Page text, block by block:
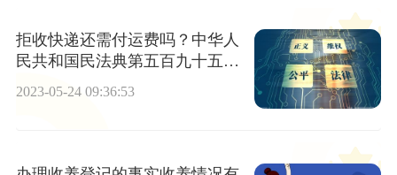
拒收快递还需付运费吗？中华人
民共和国民法典第五百九十五条
是什么？
2023-05-24 09:36:53